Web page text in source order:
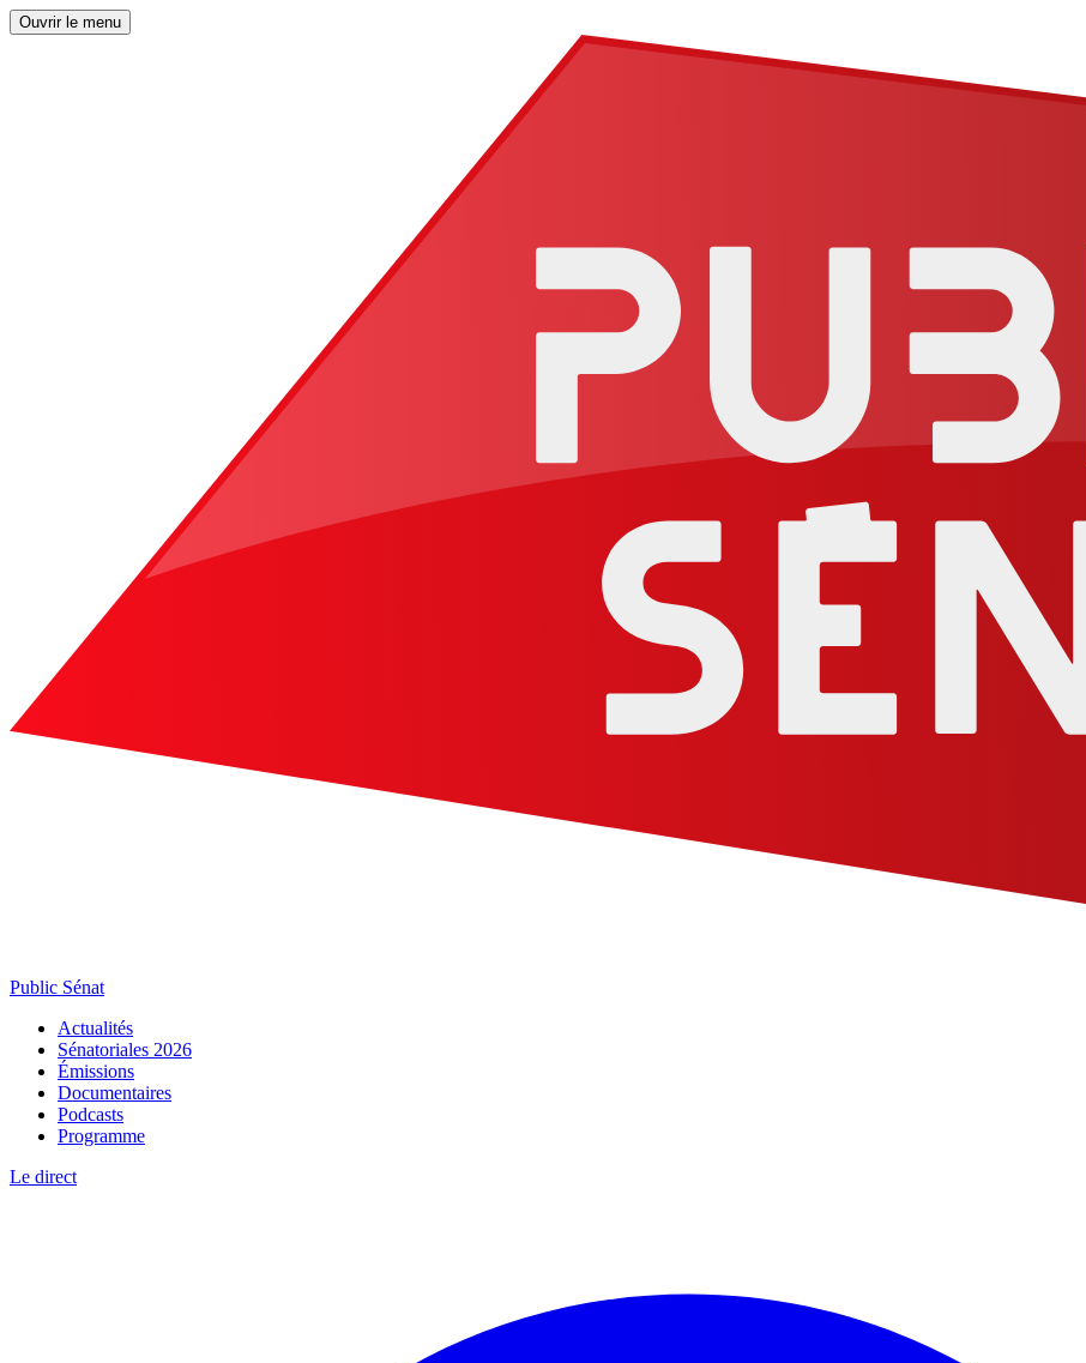
Ouvrir le menu
Public Sénat
Actualités
Sénatoriales 2026
Émissions
Documentaires
Podcasts
Programme
Le direct